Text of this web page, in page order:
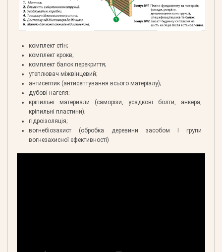
комплект стін;
комплект крокв;
комплект балок перекриття;
утеплювач міжвінцевий;
антисептик (антисептування всього матеріалу);
дубові нагеля;
кріпильні материали (саморізи, усадкові болти, анкера,
кріпильні пластини);
гідроізоляція;
вогнебіозахист (обробка деревини засобом І групи
вогнезахисної ефективності)